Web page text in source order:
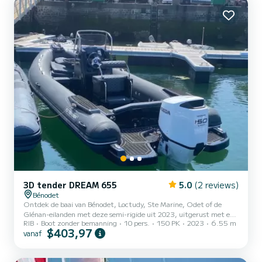
3D tender DREAM 655 5.0 (2 reviews)
Bénodet
Ontdek de baai van Bénodet, Loctudy, Ste Marine, Odet of de
Glénan-eilanden met deze semi-rigide uit 2023, uitgerust met een
krachtige en zuinige motor van 150 pk. Visreis, familie-uitje, ideaal
voor maximaal 10 personen voor een groepsuitje, met familie of
RIB Boot zonder bemanning 10 pers. 150 PK 2023 6.55 m
vanaf $403,97